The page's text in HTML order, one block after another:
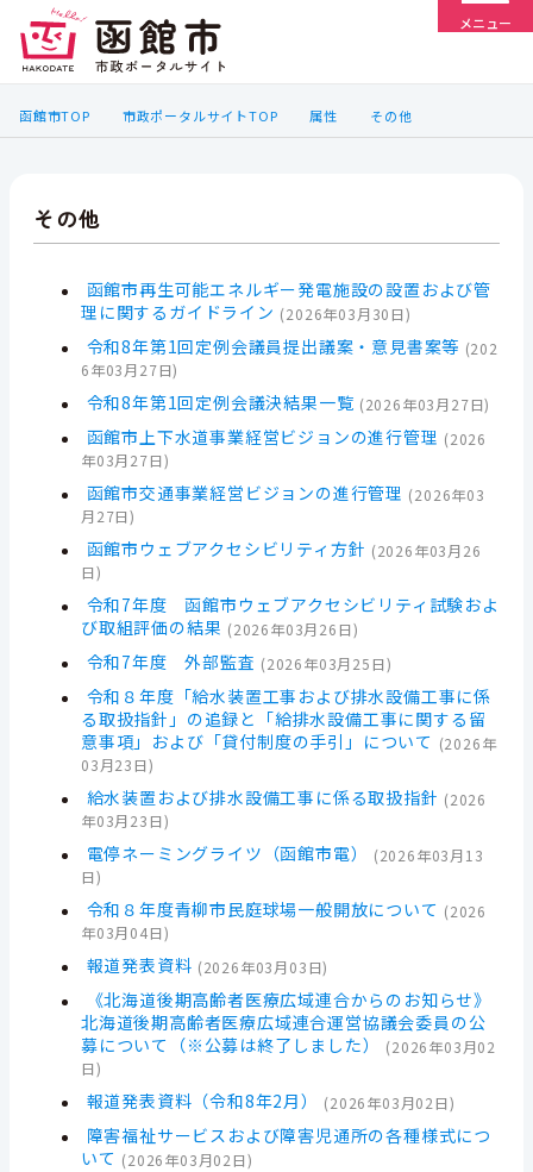
メニュー
函館市TOP 市政ポータルサイトTOP 属性 その他
その他
函館市再生可能エネルギー発電施設の設置および管
理に関するガイドライン (2026年03月30日)
令和8年第1回定例会議員提出議案・意見書案等 (202
6年03月27日)
令和8年第1回定例会議決結果一覧 (2026年03月27日)
函館市上下水道事業経営ビジョンの進行管理 (2026
年03月27日)
函館市交通事業経営ビジョンの進行管理 (2026年03
月27日)
函館市ウェブアクセシビリティ方針 (2026年03月26
日)
令和7年度 函館市ウェブアクセシビリティ試験およ
び取組評価の結果 (2026年03月26日)
令和7年度 外部監査 (2026年03月25日)
令和８年度「給水装置工事および排水設備工事に係
る取扱指針」の追録と「給排水設備工事に関する留
意事項」および「貸付制度の手引」について (2026年
03月23日)
給水装置および排水設備工事に係る取扱指針 (2026
年03月23日)
電停ネーミングライツ（函館市電） (2026年03月13
日)
令和８年度青柳市民庭球場一般開放について (2026
年03月04日)
報道発表資料 (2026年03月03日)
《北海道後期高齢者医療広域連合からのお知らせ》
北海道後期高齢者医療広域連合運営協議会委員の公
募について（※公募は終了しました）
(2026年03月02
日)
報道発表資料（令和8年2月） (2026年03月02日)
障害福祉サービスおよび障害児通所の各種様式につ
いて (2026年03月02日)